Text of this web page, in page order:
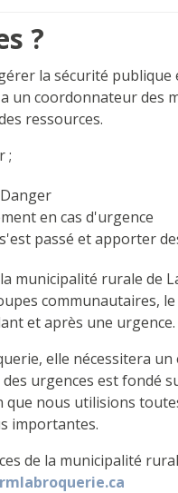
?
la sécurité publique
un coordonnateur des
ressources.
;
en cas d'urgence
passé et apporter
rurale de
communautaires,
et après une urgence.
elle nécessitera
urgences est fondé
nous utilisions
importantes.
de la municipalité